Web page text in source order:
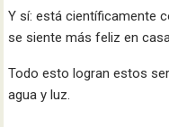
Y sí: está científicamente
se siente más feliz en
Todo esto logran estos
agua y luz.